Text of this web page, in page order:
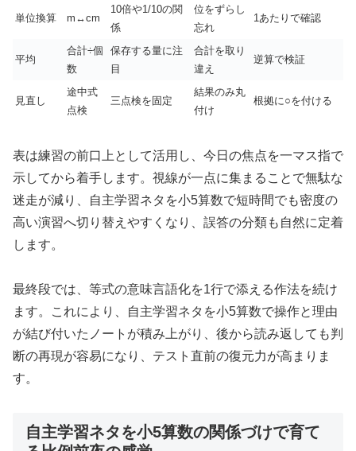
単位換算 m↔cm
10倍や1/10の関
係
位をずらし
忘れ
1あたりで確認
平均
合計÷個
数
保存する量に注
目
合計を取り
違え
逆算で検証
見直し
途中式
点検
三点検を固定
結果のみ丸
付け
根拠に○を付ける
表は練習の前口上として活用し、今日の焦点を一マス指で
示してから着手します。視線が一点に集まることで無駄な
迷走が減り、自主学習ネタを小5算数で短時間でも密度の
高い演習へ切り替えやすくなり、誤答の分類も自然に定着
します。
最終段では、等式の意味言語化を1行で添える作法を続け
ます。これにより、自主学習ネタを小5算数で操作と理由
が結び付いたノートが積み上がり、後から読み返しても判
断の再現が容易になり、テスト直前の復元力が高まりま
す。
自主学習ネタを小5算数の関係づけで育て